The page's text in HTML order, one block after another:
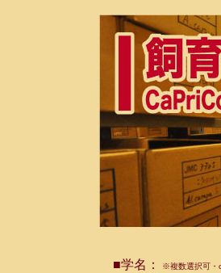
■学名： ※複数選択可・